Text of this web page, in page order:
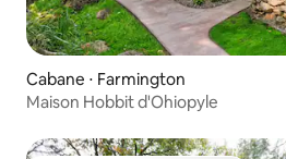
Cabane ⋅ Farmington
Maison Hobbit d'Ohiopyle